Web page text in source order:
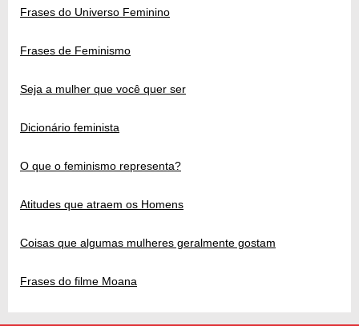
Frases do Universo Feminino
Frases de Feminismo
Seja a mulher que você quer ser
Dicionário feminista
O que o feminismo representa?
Atitudes que atraem os Homens
Coisas que algumas mulheres geralmente gostam
Frases do filme Moana